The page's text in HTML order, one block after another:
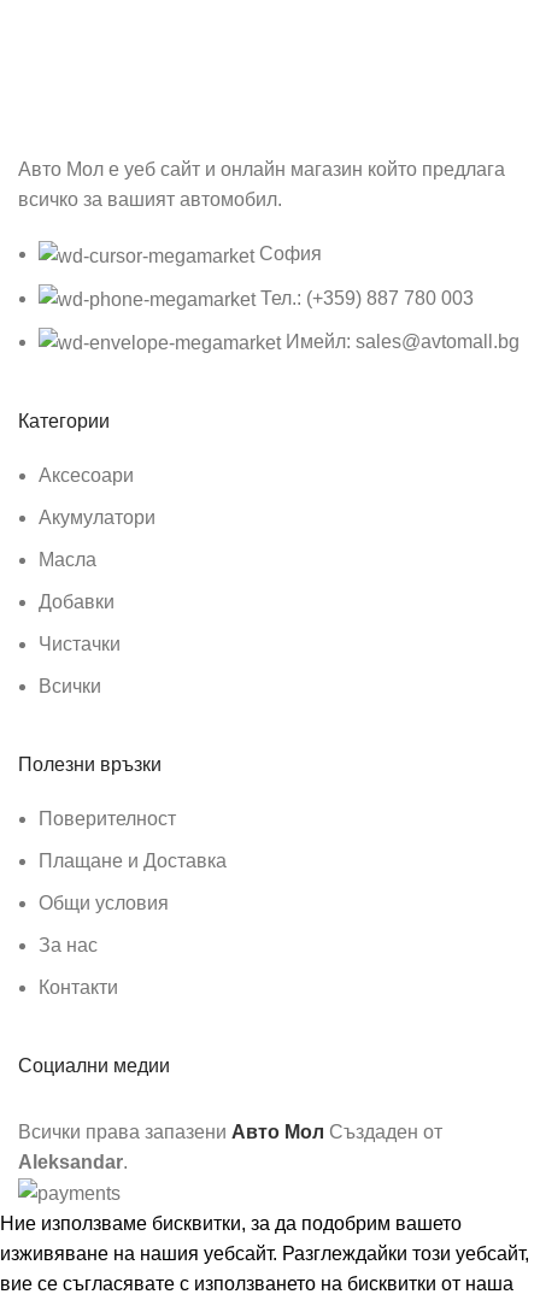
Авто Мол е уеб сайт и онлайн магазин който предлага
всичко за вашият автомобил.
София
Тел.: (+359) 887 780 003
Имейл: sales@avtomall.bg
Категории
Аксесоари
Акумулатори
Масла
Добавки
Чистачки
Всички
Полезни връзки
Поверителност
Плащане и Доставка
Общи условия
За нас
Контакти
Социални медии
Всички права запазени Авто Мол Създаден от
Aleksandar.
Ние използваме бисквитки, за да подобрим вашето
изживяване на нашия уебсайт. Разглеждайки този уебсайт,
вие се съгласявате с използването на бисквитки от наша